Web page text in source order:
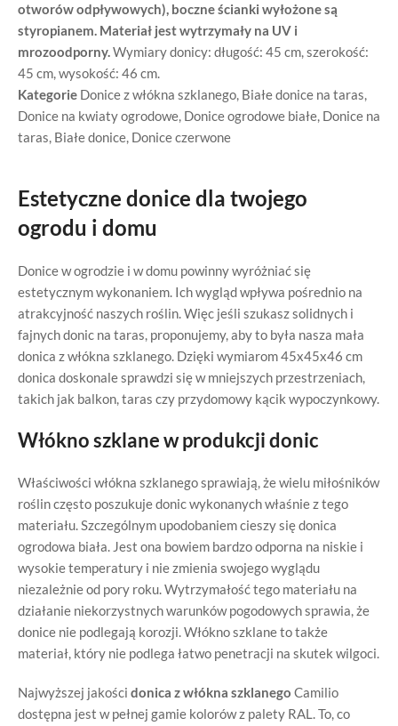
otworów odpływowych), boczne ścianki wyłożone są
styropianem. Materiał jest wytrzymały na UV i
mrozoodporny.Wymiary donicy: długość: 45 cm, szerokość:
45 cm, wysokość: 46 cm.
Kategorie Donice z włókna szklanego, Białe donice na taras,
Donice na kwiaty ogrodowe, Donice ogrodowe białe, Donice na
taras, Białe donice, Donice czerwone
Estetyczne donice dla twojego
ogrodu i domu
Donice w ogrodzie i w domu powinny wyróżniać się
estetycznym wykonaniem. Ich wygląd wpływa pośrednio na
atrakcyjność naszych roślin. Więc jeśli szukasz solidnych i
fajnych donic na taras, proponujemy, aby to była nasza mała
donica z włókna szklanego. Dzięki wymiarom 45x45x46 cm
donica doskonale sprawdzi się w mniejszych przestrzeniach,
takich jak balkon, taras czy przydomowy kącik wypoczynkowy.
Włókno szklane w produkcji donic
Właściwości włókna szklanego sprawiają, że wielu miłośników
roślin często poszukuje donic wykonanych właśnie z tego
materiału. Szczególnym upodobaniem cieszy się donica
ogrodowa biała. Jest ona bowiem bardzo odporna na niskie i
wysokie temperatury i nie zmienia swojego wyglądu
niezależnie od pory roku. Wytrzymałość tego materiału na
działanie niekorzystnych warunków pogodowych sprawia, że
donice nie podlegają korozji. Włókno szklane to także
materiał, który nie podlega łatwo penetracji na skutek wilgoci.
Najwyższej jakości donica z włókna szklanego Camilio
dostępna jest w pełnej gamie kolorów z palety RAL. To, co